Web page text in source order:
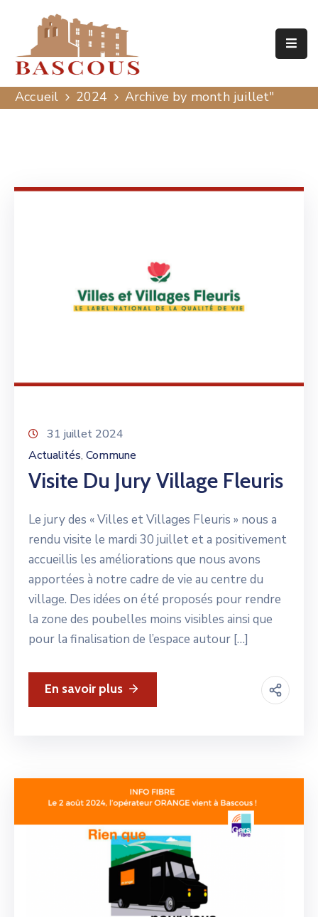
Accueil
Mairie
Agenda
Accueil 2024 Archive by month juillet"
31 juillet 2024
Actualités‚ Commune
Visite Du Jury Village Fleuris
Le jury des « Villes et Villages Fleuris » nous a
rendu visite le mardi 30 juillet et a positivement
accueillis les améliorations que nous avons
apportées à notre cadre de vie au centre du
village. Des idées on été proposés pour rendre
la zone des poubelles moins visibles ainsi que
pour la finalisation de l’espace autour […]
En savoir plus